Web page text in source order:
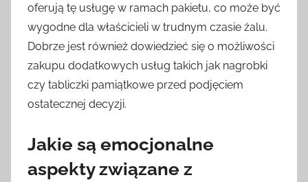
oferują tę usługę w ramach pakietu, co może być
wygodne dla właścicieli w trudnym czasie żalu.
Dobrze jest również dowiedzieć się o możliwości
zakupu dodatkowych usług takich jak nagrobki
czy tabliczki pamiątkowe przed podjęciem
ostatecznej decyzji.
Jakie są emocjonalne
aspekty związane z